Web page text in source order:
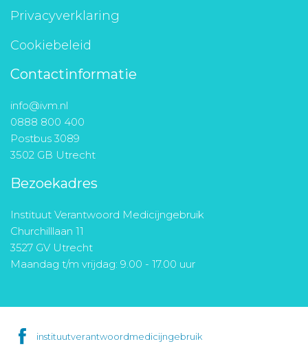
Privacyverklaring
Cookiebeleid
Contactinformatie
info@ivm.nl
0888 800 400
Postbus 3089
3502 GB Utrecht
Bezoekadres
Instituut Verantwoord Medicijngebruik
Churchilllaan 11
3527 GV Utrecht
Maandag t/m vrijdag: 9.00 - 17.00 uur
instituutverantwoordmedicijngebruik